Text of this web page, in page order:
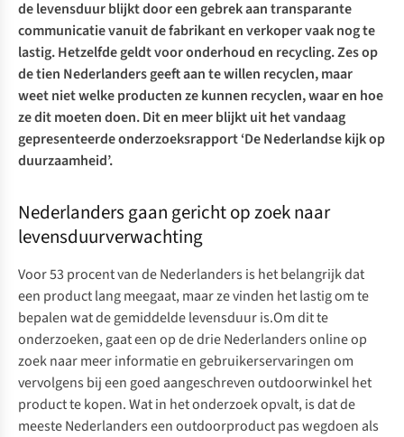
de levensduur blijkt door een gebrek aan transparante
communicatie vanuit de fabrikant en verkoper vaak nog te
lastig. Hetzelfde geldt voor onderhoud en recycling. Zes op
de tien Nederlanders geeft aan te willen recyclen, maar
weet niet welke producten ze kunnen recyclen, waar en hoe
ze dit moeten doen. Dit en meer blijkt uit het vandaag
gepresenteerde onderzoeksrapport ‘De Nederlandse kijk op
duurzaamheid’.
Nederlanders gaan gericht op zoek naar
levensduurverwachting
Voor 53 procent van de Nederlanders is het belangrijk dat
een product lang meegaat, maar ze vinden het lastig om te
bepalen wat de gemiddelde levensduur is.Om dit te
onderzoeken, gaat een op de drie Nederlanders online op
zoek naar meer informatie en gebruikerservaringen om
vervolgens bij een goed aangeschreven outdoorwinkel het
product te kopen. Wat in het onderzoek opvalt, is dat de
meeste Nederlanders een outdoorproduct pas wegdoen als